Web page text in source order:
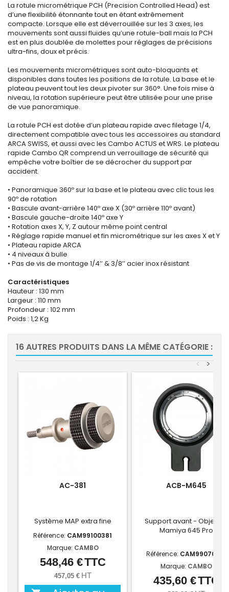
La rotule micrométrique PCH (Precision Controlled Head) est
d’une flexibilité étonnante tout en étant extrêmement
compacte. Lorsque elle est déverrouillée sur les 3 axes, les
mouvements sont aussi fluides qu’une rotule-ball mais la PCH
est en plus doublée de molettes pour réglages de précisions
ultra-fins, doux et précis.
Les mouvements micrométriques sont auto-bloquants et
disponibles dans toutes les positions de la rotule. La base et le
plateau peuvent tout les deux pivoter sur 360°. Une fois mise à
niveau, la rotation supérieure peut être utilisée pour une prise
de vue panoramique.
La rotule PCH est dotée d’un plateau rapide avec filetage 1/4,
directement compatible avec tous les accessoires au standard
ARCA SWISS, et aussi avec les Cambo ACTUS et WRS. Le plateau
rapide Cambo QR comprend un verrouillage de sécurité qui
empêche votre boîtier de se décrocher du support par
accident.
• Panoramique 360º sur la base et le plateau avec clic tous les
90º de rotation
• Bascule avant-arrière 140º axe X (30º arrière 110º avant)
• Bascule gauche-droite 140º axe Y
• Rotation axes X, Y, Z autour même point central
• Réglage rapide manuel et fin micrométrique sur les axes X et Y
• Plateau rapide ARCA
• 4 niveaux à bulle
• Pas de vis de montage 1/4’’ & 3/8’’ acier inox résistant
Caractéristiques
Hauteur : 130 mm
Largeur : 110 mm
Profondeur : 102 mm
Poids : 1,2 Kg
16 AUTRES PRODUITS DANS LA MÊME CATÉGORIE :
>
<
AC-381
Système MAP extra fine
Référence: CAM99100381
Marque: CAMBO
Prix
548,46 €TTC
457,05 € HT
ACB-M645
Support avant - Objectifs
Mamiya 645 Pro
Référence: CAM99070718
Marque: CAMBO
Prix
435,60 €TTC